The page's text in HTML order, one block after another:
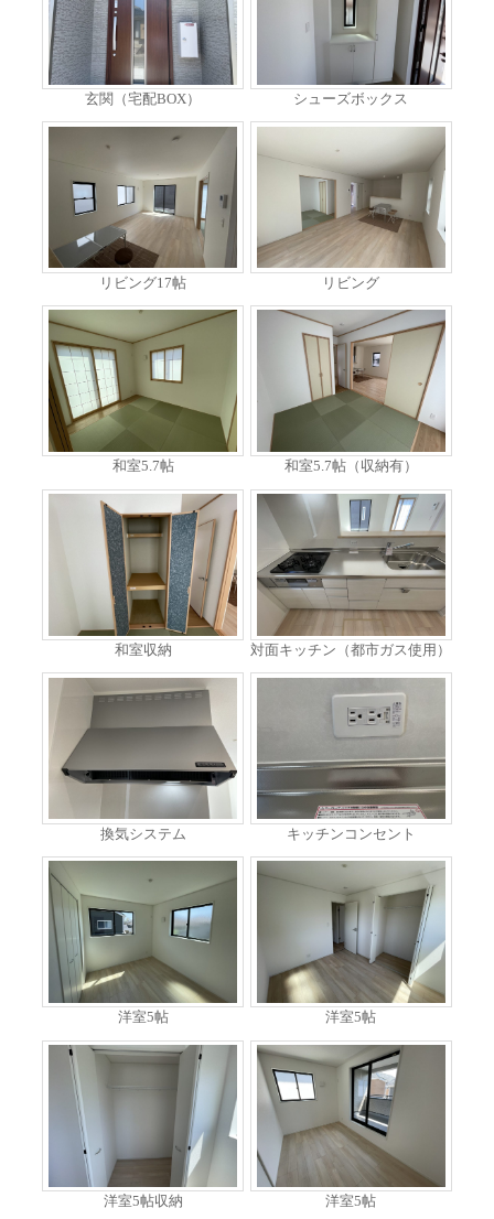
玄関（宅配BOX） シューズボックス
リビング17帖 リビング
和室5.7帖 和室5.7帖（収納有）
和室収納 対面キッチン（都市ガス使用）
換気システム キッチンコンセント
洋室5帖 洋室5帖
洋室5帖収納 洋室5帖